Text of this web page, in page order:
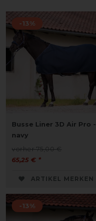
-13%
Busse Liner 3D Air Pro -
navy
vorher 75,00 €
65,25 € *
ARTIKEL MERKEN
-13%